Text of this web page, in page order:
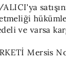
ve
Mersis